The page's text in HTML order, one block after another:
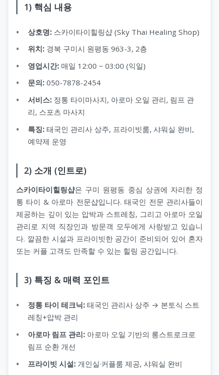
1) 핵심 내용
상호명: 스카이타이힐링샵 (Sky Thai Healing Shop)
위치: 경북 구미시 원평동 963-3, 2층
영업시간: 매일 12:00 ~ 03:00 (익일)
문의: 050-7878-2454
서비스: 정통 타이마사지, 아로마 오일 관리, 림프 관
리, 스포츠 마사지
특징: 태국인 관리사 상주, 프라이빗룸, 샤워실 완비,
예약제 운영
2) 소개 (인트로)
스카이타이힐링샵은 구미 원평동 중심 상권에 자리한 정
통 타이 & 아로마 전문샵입니다. 태국인 전문 관리사들이
제공하는 깊이 있는 압박과 스트레칭, 그리고 아로마 오일
관리로 지역 직장인과 방문객 모두에게 사랑받고 있습니
다. 깔끔한 시설과 프라이빗한 공간이 준비되어 있어 혼자
또는 커플 고객도 만족할 수 있는 힐링 공간입니다.
3) 특징 & 매력 포인트
정통 타이 테크닉: 태국인 관리사 상주 → 본토식 스트
레칭+압박 관리
아로마 림프 관리: 아로마 오일 기반의 롱스트로크로
림프 순환 개선
프라이빗 시설: 개인실·커플룸 제공, 샤워실 완비